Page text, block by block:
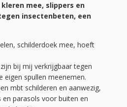
mee, slippers en
insectenbeten, een
schilderdoek mee, hoeft
bij mij verkrijgbaar tegen
eigen spullen meenemen.
mbt schilderen en aanwezig,
parasols voor buiten en